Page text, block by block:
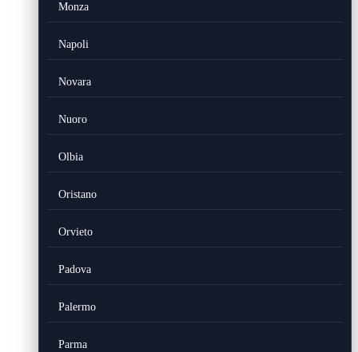
Monza
Napoli
Novara
Nuoro
Olbia
Oristano
Orvieto
Padova
Palermo
Parma